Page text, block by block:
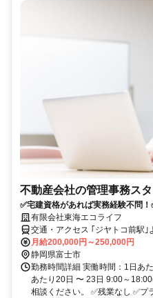
不動産会社の管理事務ス
✅宅建資格があれば実務経験不問
有限会社東海エコライフ
交通・アクセス ｢ジヤトコ前駅｣
月給200,000円～250,000円
静岡県富士市
勤務時間詳細 実働時間：1日あ
あたり20日 〜 23日 9:00～
相談ください。 ✅残業なし ✅プ